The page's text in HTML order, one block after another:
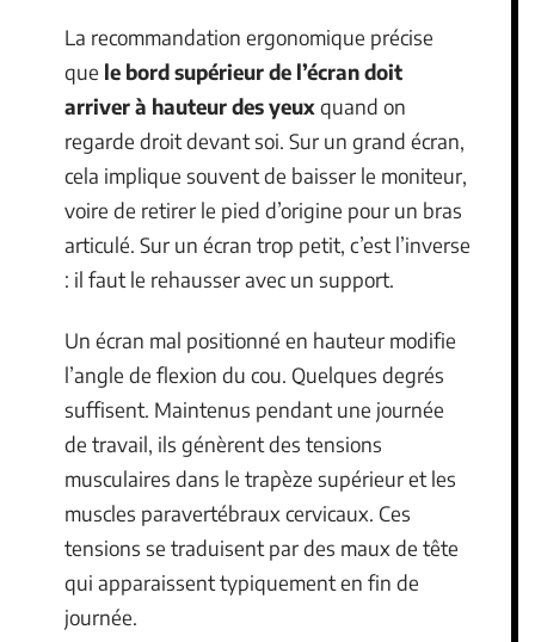
La recommandation ergonomique précise
que le bord supérieur de l’écran doit
arriver à hauteur des yeuxquand on
regarde droit devant soi. Sur un grand écran,
cela implique souvent de baisser le moniteur,
voire de retirer le pied d’origine pour un bras
articulé. Sur un écran trop petit, c’est l’inverse
: il faut le rehausser avec un support.
Un écran mal positionné en hauteur modifie
l’angle de flexion du cou. Quelques degrés
suffisent. Maintenus pendant une journée
de travail, ils génèrent des tensions
musculaires dans le trapèze supérieur et les
muscles paravertébraux cervicaux. Ces
tensions se traduisent par des maux de tête
qui apparaissent typiquement en fin de
journée.